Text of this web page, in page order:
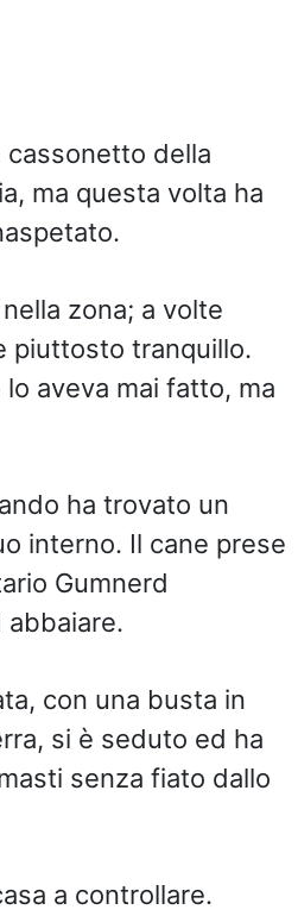
cassonetto della
ma questa volta ha
zona; a volte
piuttosto tranquillo.
aveva mai fatto, ma
ha trovato un
interno. Il cane prese
Gumnerd
abbaiare.
con una busta in
si è seduto ed ha
senza fiato dallo
a controllare.